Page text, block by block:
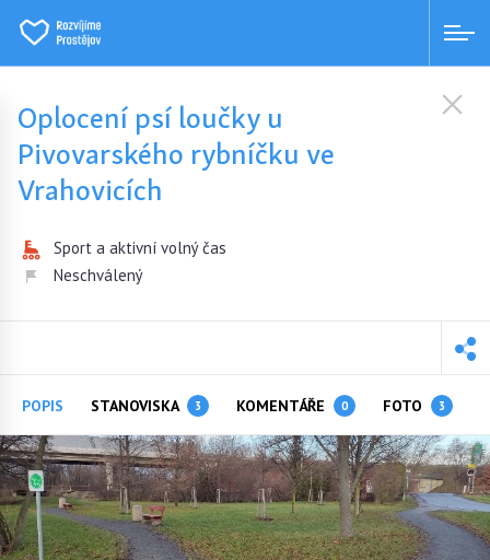
Oplocení psí loučky u
Pivovarského rybníčku ve
Vrahovicích
Sport a aktivní volný čas
Neschválený
POPIS STANOVISKA 3 KOMENTÁŘE 0 FOTO 3